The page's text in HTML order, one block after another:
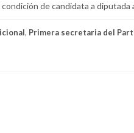
de candidata a diputada
, Primera secretaria del